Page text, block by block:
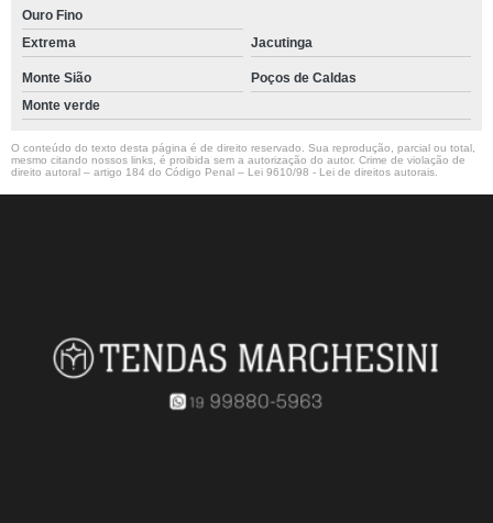
Ouro Fino
Extrema
Jacutinga
Monte Sião
Poços de Caldas
Monte verde
O conteúdo do texto desta página é de direito reservado. Sua reprodução, parcial ou total,
mesmo citando nossos links, é proibida sem a autorização do autor. Crime de violação de
direito autoral – artigo 184 do Código Penal – Lei 9610/98 - Lei de direitos autorais